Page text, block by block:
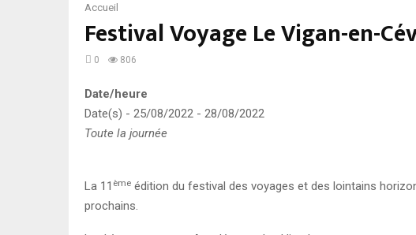
Accueil
Festival Voyage Le Vigan-en-
0 806
Date/heure
Date(s) - 25/08/2022 - 28/08/2022
Toute la journée
La 11 ème édition du festival des voyages et des lointains
prochains.